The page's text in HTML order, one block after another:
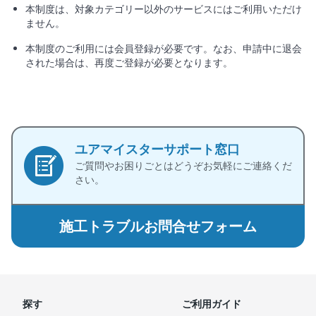
本制度は、対象カテゴリー以外のサービスにはご利用いただけ
ません。
本制度のご利用には会員登録が必要です。なお、申請中に退会
された場合は、再度ご登録が必要となります。
ユアマイスターサポート窓口
ご質問やお困りごとはどうぞお気軽にご連絡くだ
さい。
施工トラブルお問合せフォーム
探す ご利用ガイド